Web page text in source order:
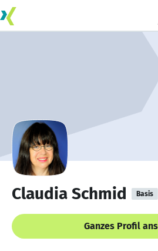
Claudia Schmid Basis
Ganzes Profil